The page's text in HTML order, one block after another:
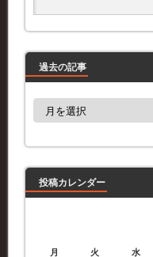
過去の記事
過
事
投稿カレンダー
月 火 水